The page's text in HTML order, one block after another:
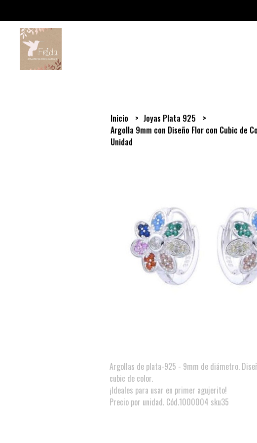
Inicio
Joyas Plata 925
Argolla 9mm con Diseño Flor con Cubic de
Unidad
Argollas de plata-925 - 9mm de diámetro.
cubic de color.
¡Ideales para usar en primer agujerito!
Precio por unidad. Cód.1000004 sku35